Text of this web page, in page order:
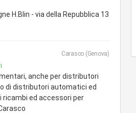
H.Blin - via della Repubblica 13
Carasco (Genova)
anche per distributori
di distributori automatici ed
ed accessori per